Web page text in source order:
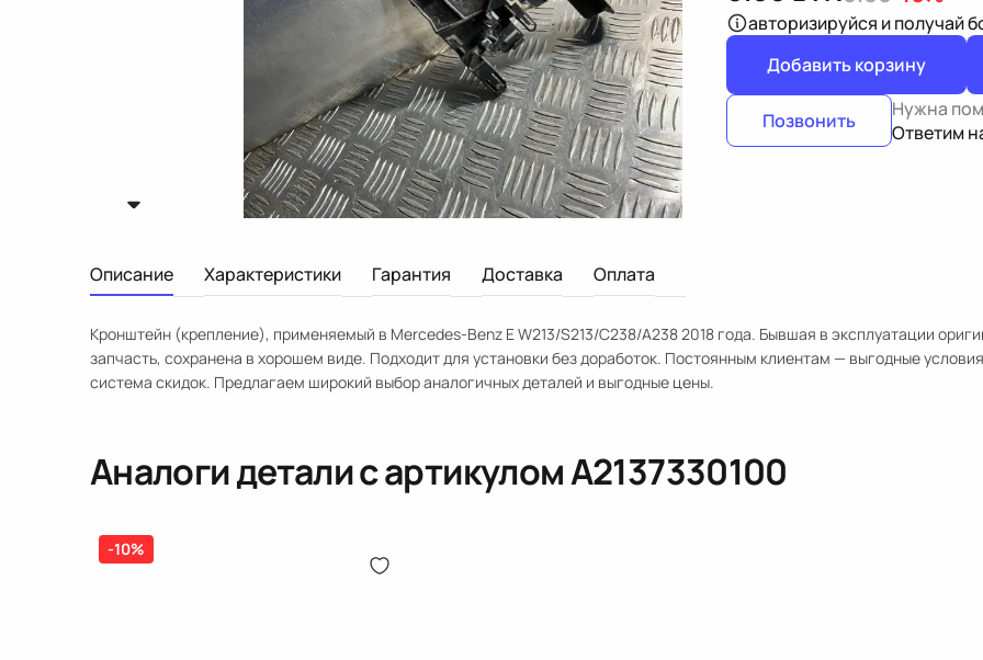
авторизируйся и получай
Добавить корзину
Позвонить
Нужна
Ответим
Описание Характеристики Гарантия Доставка Оплата
Кронштейн (крепление), применяемый в Mercedes-Benz E W213/S213/C238/A238 2018 года. Бывшая в эксплуатации
запчасть, сохранена в хорошем виде. Подходит для установки без доработок. Постоянным клиентам — выгодные
система скидок. Предлагаем широкий выбор аналогичных деталей и выгодные цены.
Аналоги детали с артикуломA2137330100
-10%